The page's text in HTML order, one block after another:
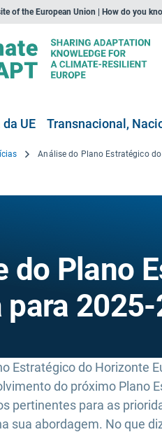
of the European Union | How do you
UE Transnacional,
do Plano
para
Estratégico do Horizonte
do próximo Plano
pertinentes para as
sua abordagem. No que